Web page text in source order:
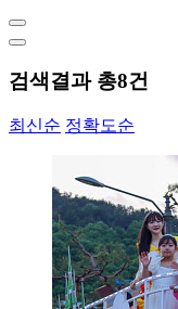
검색결과 총8건
최신순 정확도순